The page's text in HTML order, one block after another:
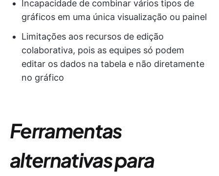
Incapacidade de combinar vários tipos de
gráficos em uma única visualização ou painel
Limitações aos recursos de edição
colaborativa, pois as equipes só podem
editar os dados na tabela e não diretamente
no gráfico
Ferramentas
alternativas para